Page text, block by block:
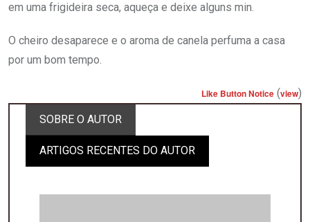
em uma frigideira seca, aqueça e deixe alguns min.
O cheiro desaparece e o aroma de canela perfuma a casa
por um bom tempo.
Like Button Notice (view)
SOBRE O AUTOR
ARTIGOS RECENTES DO AUTOR